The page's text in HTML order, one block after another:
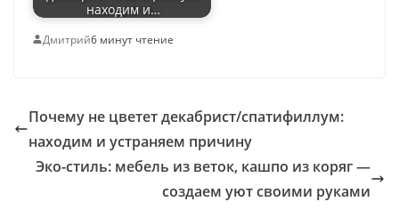
находим и…
Дмитрий6 минут чтение
Почему не цветет декабрист/спатифиллум:
находим и устраняем причину
Эко-стиль: мебель из веток, кашпо из коряг —
создаем уют своими руками